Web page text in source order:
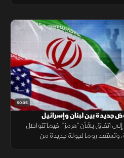
50:35
جديدة بين لبنان وإسرائيل
اتفاق بشأن "هرمز"، فيما تتواصل
وتستعد روما لجولة جديدة من